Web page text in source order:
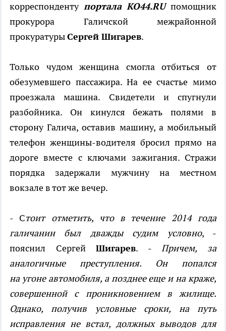
корреспонденту портала КО44.RUпомощник
прокурора Галичской межрайонной
прокуратурыСергей Шигарев.
Только чудом женщина смогла отбиться от
обезумевшего пассажира. На ее счастье мимо
проезжала машина. Свидетели и спугнули
разбойника. Он кинулся бежать полями в
сторону Галича, оставив машину, а мобильный
телефон женщины-водителя бросил прямо на
дороге вместе с ключами зажигания. Стражи
порядка задержали мужчину на местном
вокзале в тот же вечер.
- Стоит отметить, что в течение 2014 года
галичанин был дважды судим условно, -
пояснил СергейШигарев. -Причем, за
аналогичные преступления. Он попался
на угоне автомобиля, а позднее еще и на краже,
совершенной с проникновением в жилище.
Однако, получив условные сроки, на путь
исправления не встал, должных выводов для